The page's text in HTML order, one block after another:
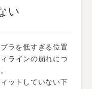
い
ラを低すぎる位置
ラインの崩れにつ
ットしていない下